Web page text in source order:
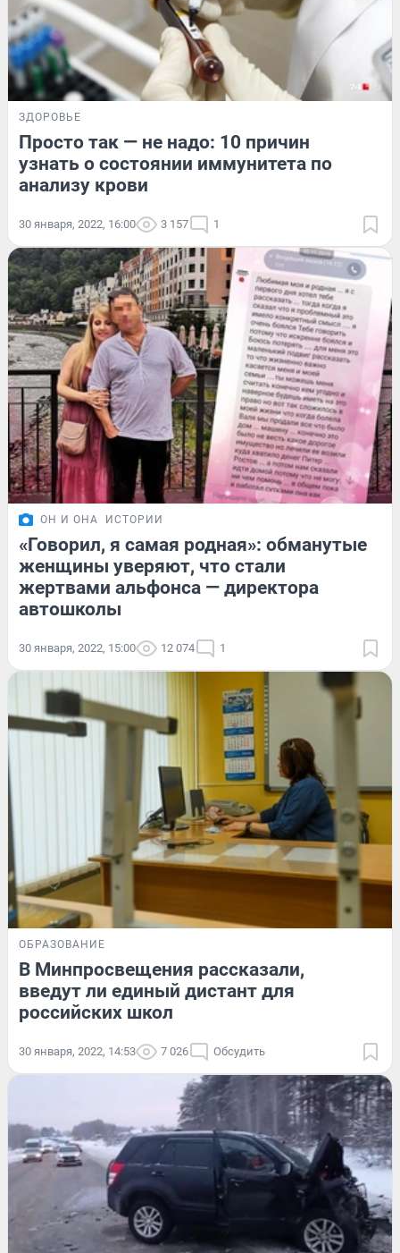
ЗДОРОВЬЕ
Просто так — не надо: 10 причин
узнать о состоянии иммунитета по
анализу крови
30 января, 2022, 16:00 3 157 1
ОН И ОНА ИСТОРИИ
«Говорил, я самая родная»: обманутые
женщины уверяют, что стали
жертвами альфонса — директора
автошколы
30 января, 2022, 15:00 12 074 1
ОБРАЗОВАНИЕ
В Минпросвещения рассказали,
введут ли единый дистант для
российских школ
30 января, 2022, 14:53 7 026 Обсудить